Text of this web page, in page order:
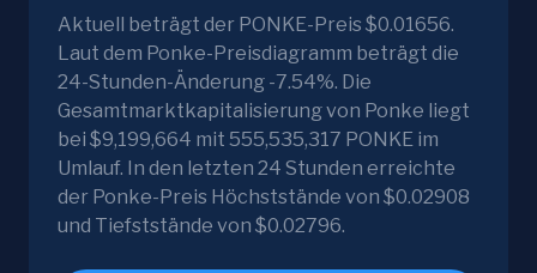
Aktuell beträgt der PONKE-Preis $0.01656.
Laut dem Ponke-Preisdiagramm beträgt die
24-Stunden-Änderung -7.54%. Die
Gesamtmarktkapitalisierung von Ponke liegt
bei $9,199,664 mit 555,535,317 PONKE im
Umlauf. In den letzten 24 Stunden erreichte
der Ponke-Preis Höchststände von $0.02908
und Tiefststände von $0.02796.